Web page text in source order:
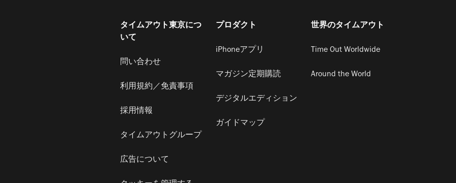
タイムアウト東京につ
いて
問い合わせ
利用規約／免責事項
採用情報
タイムアウトグループ
広告について
プロダクト
iPhoneアプリ
マガジン定期購読
デジタルエディション
ガイドマップ
世界のタイムアウト
Time Out Worldwide
Around the World